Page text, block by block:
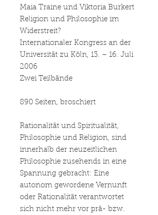
Maia Traine und Viktoria Burkert
Religion und Philosophie im
Widerstreit?
Internationaler Kongress an der
Universität zu Köln, 13. – 16. Juli
2006
Zwei Teilbände
890 Seiten, broschiert
Rationalität und Spiritualität,
Philosophie und Religion, sind
innerhalb der neuzeitlichen
Philosophie zusehends in eine
Spannung gebracht: Eine
autonom gewordene Vernunft
oder Rationalität verantwortet
sich nicht mehr vor prä- bzw.